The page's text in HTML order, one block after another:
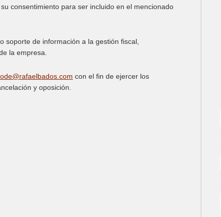
consentimiento para ser incluido en el mencionado
soporte de información a la gestión fiscal,
la empresa.
con el fin de ejercer los
y oposición.